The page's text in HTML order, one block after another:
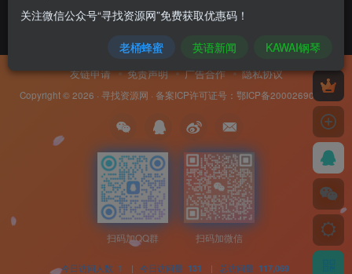
友链申请 免责声明 广告合作 隐私协议
Copyright © 2026 · 寻找资源网 · 备案ICP许可证号： 鄂ICP备20002690号-8
扫码加QQ群 扫码加微信
今日访问人数 1 | 今日访问量 131 | 总访问量 117,069
关注微信公众号“寻找资源网”免费获取优惠码！
老桶蜂蜜 英语新闻 KAWAI钢琴